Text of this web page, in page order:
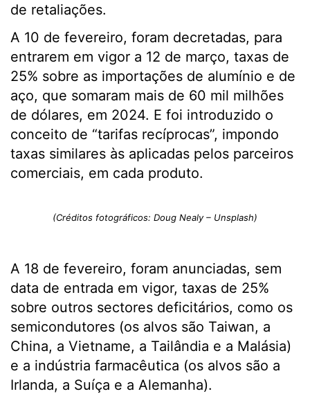
de retaliações.
A 10 de fevereiro, foram decretadas, para
entrarem em vigor a 12 de março, taxas de
25% sobre as importações de alumínio e de
aço, que somaram mais de 60 mil milhões
de dólares, em 2024. E foi introduzido o
conceito de “tarifas recíprocas”, impondo
taxas similares às aplicadas pelos parceiros
comerciais, em cada produto.
(Créditos fotográficos: Doug Nealy – Unsplash)
A 18 de fevereiro, foram anunciadas, sem
data de entrada em vigor, taxas de 25%
sobre outros sectores deficitários, como os
semicondutores (os alvos são Taiwan, a
China, a Vietname, a Tailândia e a Malásia)
e a indústria farmacêutica (os alvos são a
Irlanda, a Suíça e a Alemanha).